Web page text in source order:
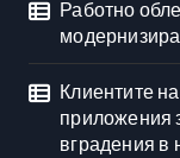
Работно
Клиентите
приложения
вградения в